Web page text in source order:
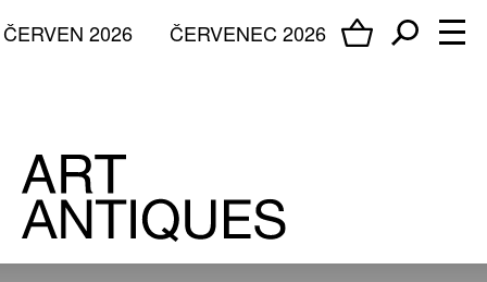
ČERVENEC 2026
ČERVEN 2026